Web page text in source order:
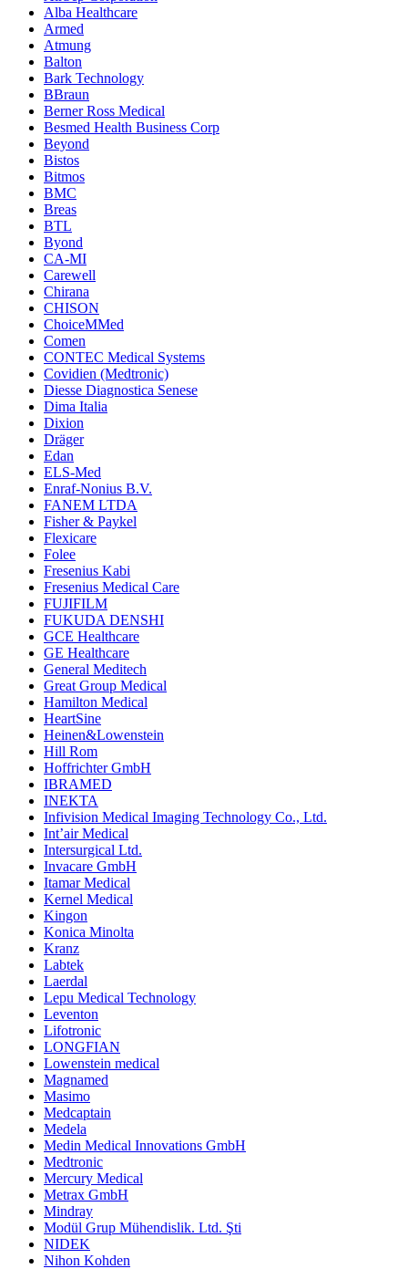
Alba Healthcare
Armed
Atmung
Balton
Bark Technology
BBraun
Berner Ross Medical
Besmed Health Business Corp
Beyond
Bistos
Bitmos
BMC
Breas
BTL
Byond
CA-MI
Carewell
Chirana
CHISON
ChoiceMMed
Comen
CONTEC Medical Systems
Covidien (Medtronic)
Diesse Diagnostica Senese
Dima Italia
Dixion
Dräger
Edan
ELS-Med
Enraf-Nonius B.V.
FANEM LTDA
Fisher & Paykel
Flexicare
Folee
Fresenius Kabi
Fresenius Medical Care
FUJIFILM
FUKUDA DENSHI
GCE Healthcare
GE Healthcare
General Meditech
Great Group Medical
Hamilton Medical
HeartSine
Heinen&Lowenstein
Hill Rom
Hoffrichter GmbH
IBRAMED
INEKTA
Infivision Medical Imaging Technology Co., Ltd.
Int’air Medical
Intersurgical Ltd.
Invacare GmbH
Itamar Medical
Kernel Medical
Kingon
Konica Minolta
Kranz
Labtek
Laerdal
Lepu Medical Technology
Leventon
Lifotronic
LONGFIAN
Lowenstein medical
Magnamed
Masimo
Medcaptain
Medela
Medin Medical Innovations GmbH
Medtronic
Mercury Medical
Metrax GmbH
Mindray
Modül Grup Mühendislik. Ltd. Şti
NIDEK
Nihon Kohden